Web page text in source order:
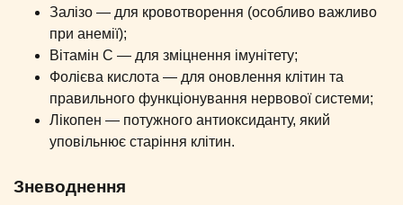
Залізо — для кровотворення (особливо важливо
при анемії);
Вітамін C — для зміцнення імунітету;
Фолієва кислота — для оновлення клітин та
правильного функціонування нервової системи;
Лікопен — потужного антиоксиданту, який
уповільнює старіння клітин.
Зневоднення